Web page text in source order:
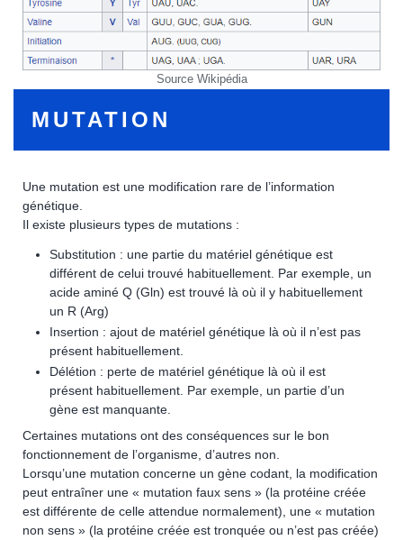
Source Wikipédia
MUTATION
Une mutation est une modification rare de l’information
génétique.
Il existe plusieurs types de mutations :
Substitution : une partie du matériel génétique est
différent de celui trouvé habituellement. Par exemple, un
acide aminé Q (Gln) est trouvé là où il y habituellement
un R (Arg)
Insertion : ajout de matériel génétique là où il n’est pas
présent habituellement.
Délétion : perte de matériel génétique là où il est
présent habituellement. Par exemple, un partie d’un
gène est manquante.
Certaines mutations ont des conséquences sur le bon
fonctionnement de l’organisme, d’autres non.
Lorsqu’une mutation concerne un gène codant, la modification
peut entraîner une « mutation faux sens » (la protéine créée
est différente de celle attendue normalement), une « mutation
non sens » (la protéine créée est tronquée ou n’est pas créée)